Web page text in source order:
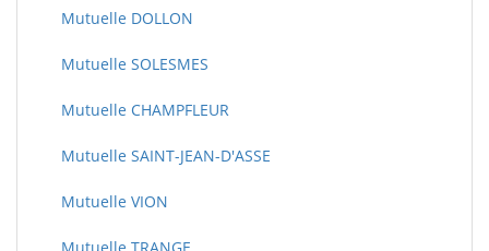
Mutuelle DOLLON
Mutuelle SOLESMES
Mutuelle CHAMPFLEUR
Mutuelle SAINT-JEAN-D'ASSE
Mutuelle VION